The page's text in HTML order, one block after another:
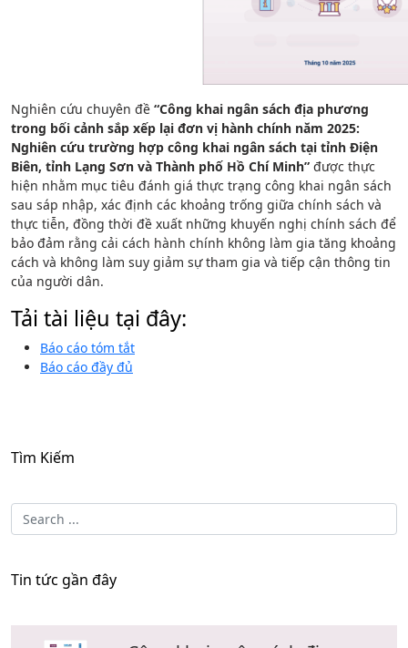
Nghiên cứu chuyên đề “Công khai ngân sách địa phương
trong bối cảnh sắp xếp lại đơn vị hành chính năm 2025:
Nghiên cứu trường hợp công khai ngân sách tại tỉnh Điện
Biên, tỉnh Lạng Sơn và Thành phố Hồ Chí Minh” được thực
hiện nhằm mục tiêu đánh giá thực trạng công khai ngân sách
sau sáp nhập, xác định các khoảng trống giữa chính sách và
thực tiễn, đồng thời đề xuất những khuyến nghị chính sách để
bảo đảm rằng cải cách hành chính không làm gia tăng khoảng
cách và không làm suy giảm sự tham gia và tiếp cận thông tin
của người dân.
Tải tài liệu tại đây:
Báo cáo tóm tắt
Báo cáo đầy đủ
Tìm Kiếm
Tin tức gần đây